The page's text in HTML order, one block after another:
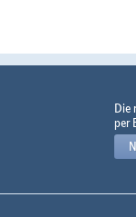
Die
per